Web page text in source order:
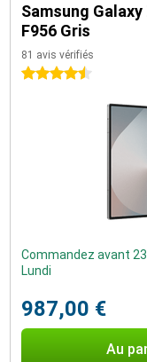
Samsung
F956 Gris
81 avis vérifiés
4.5 étoiles
Commandez avant
Lundi
987,00 €
Au